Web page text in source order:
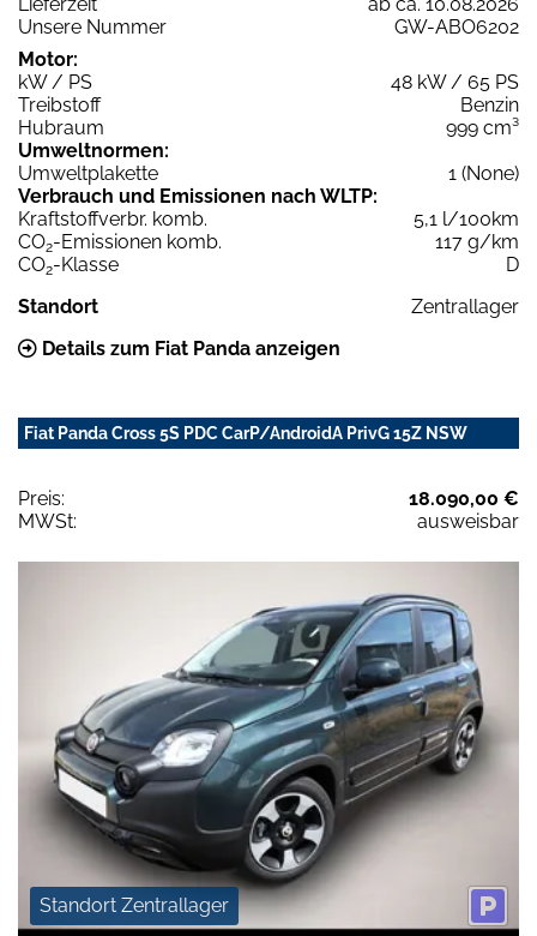
Unsere Nummer
GW-ABO6202
Motor:
kW / PS
48 kW / 65 PS
Treibstoff
Benzin
Hubraum
999 cm³
Umweltnormen:
Umweltplakette
1 (None)
Verbrauch und Emissionen nach WLTP:
Kraftstoffverbr. komb.
5,1 l/100km
CO2-Emissionen komb.
117 g/km
CO2-Klasse
D
Standort
Zentrallager
Details zum Fiat Panda anzeigen
Fiat Panda Cross 5S PDC CarP/AndroidA PrivG 15Z NSW
Preis:
18.090,00 €
MWSt:
ausweisbar
Standort Zentrallager